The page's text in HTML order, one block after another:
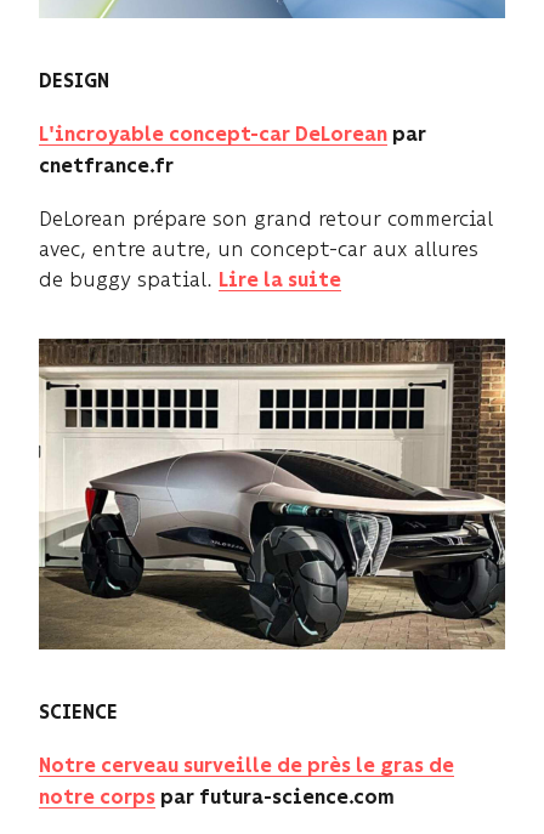
DESIGN
L'incroyable concept-car DeLorean par
cnetfrance.fr
DeLorean prépare son grand retour commercial
avec, entre autre, un concept-car aux allures
de buggy spatial. Lire la suite
SCIENCE
Notre cerveau surveille de près le gras de
notre corps par futura-science.com